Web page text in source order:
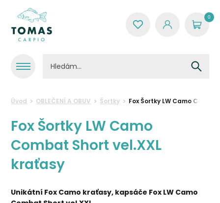
0
Úvod OBLEČENÍ A OBUV Šortky Fox Šortky LW Camo
Fox Šortky LW Camo
Combat Short vel.XXL
kraťasy
Unikátní Fox Camo kraťasy, kapsáče Fox LW Camo